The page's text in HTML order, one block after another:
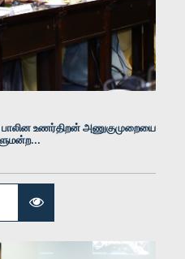
நிலந்தி கொட்டஹச்சி, பா.உ.
பாலின உணர்திறன் அணுகுமுறையை